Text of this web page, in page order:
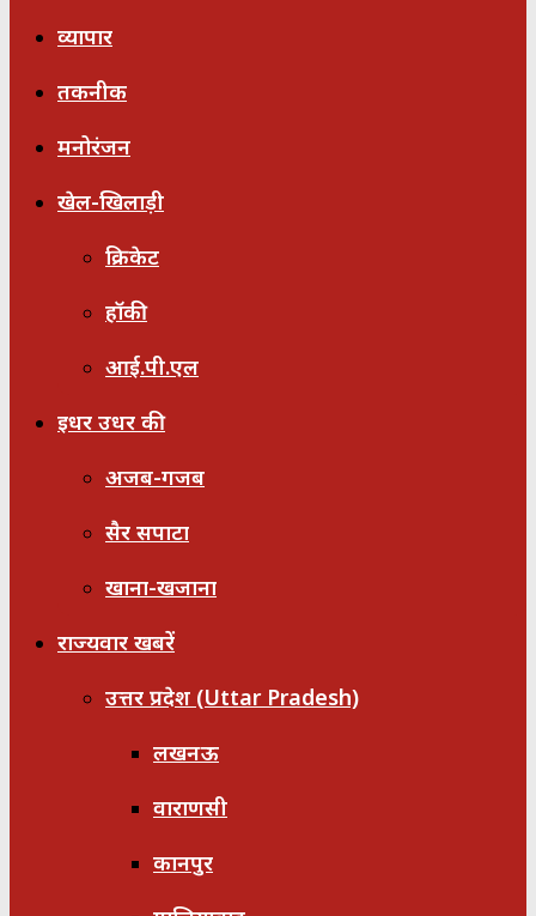
व्यापार
तकनीक
मनोरंजन
खेल-खिलाड़ी
क्रिकेट
हॉकी
आई.पी.एल
इधर उधर की
अजब-गजब
सैर सपाटा
खाना-खजाना
राज्यवार खबरें
उत्तर प्रदेश (Uttar Pradesh)
लखनऊ
वाराणसी
कानपुर